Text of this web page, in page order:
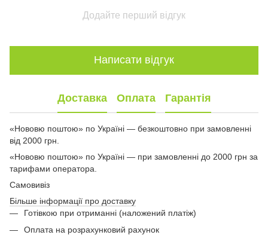
Додайте перший відгук
Написати відгук
Доставка Оплата Гарантія
«Нововю поштою» по Україні — безкоштовно при замовленні
від 2000 грн.
«Нововю поштою» по Україні — при замовленні до 2000 грн за
тарифами оператора.
Самовивіз
Більше інформації про доставку
Готівкою при отриманні (наложений платіж)
Оплата на розрахунковий рахунок